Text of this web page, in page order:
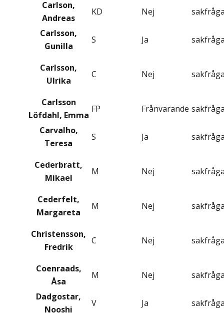
Carlson,
Andreas
KD Nej
Carlsson,
Gunilla
S Ja
Carlsson,
Ulrika
C Nej
Carlsson
Löfdahl, Emma
FP Frånvarande
Carvalho,
Teresa
S Ja
Cederbratt,
Mikael
M Nej
Cederfelt,
Margareta
M Nej
Christensson,
Fredrik
C Nej
Coenraads,
Åsa
M Nej
Dadgostar,
Nooshi
V Ja